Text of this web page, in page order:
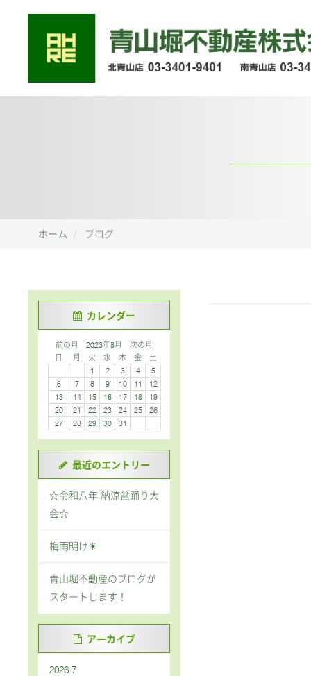
ホーム ブログ
カレンダー
前の月 2023年8月
次の月
日
月 火 水 木 金
土
1
2 3 4
5
6
7 8 9 10 11
12
13
14 15 16 17 18
19
20
21 22 23 24 25
26
27
28 29 30 31
最近のエントリー
☆令和八年 納涼盆踊り大
会☆
梅雨明け☀
青山堀不動産のブログが
スタートします！
アーカイブ
2026.7